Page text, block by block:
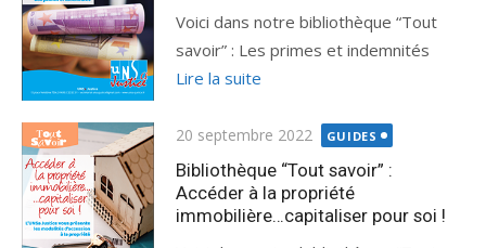
Voici dans notre bibliothèque “Tout
savoir” : Les primes et indemnités
Lire la suite
Publié
le
20 septembre 2022 GUIDES
Bibliothèque “Tout savoir” :
Accéder à la propriété
immobilière…capitaliser pour soi !